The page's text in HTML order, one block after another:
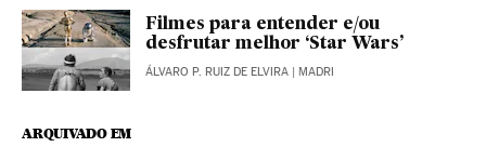
Filmes para entender e/ou
desfrutar melhor ‘Star Wars’
ÁLVARO P. RUIZ DE ELVIRA | MADRI
ARQUIVADO EM